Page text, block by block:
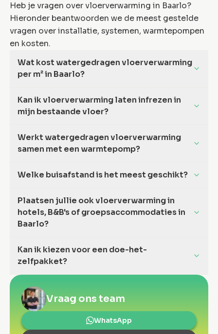
Heb je vragen over vloerverwarming in Baarlo?
Hieronder beantwoorden we de meest gestelde
vragen over installatie, systemen, warmtepompen
en kosten.
Wat kost watergedragen vloerverwarming
per m² in Baarlo?
Kan ik vloerverwarming laten infrezen in
mijn bestaande vloer?
Werkt watergedragen vloerverwarming
samen met een warmtepomp?
Welke buisafstand is het meest geschikt?
Plaatsen jullie ook vloerverwarming in
hotels, B&B's of groepsaccommodaties in
Baarlo?
Kan ik kiezen voor een doe-het-
zelfpakket?
Vraag ons team
WhatsApp